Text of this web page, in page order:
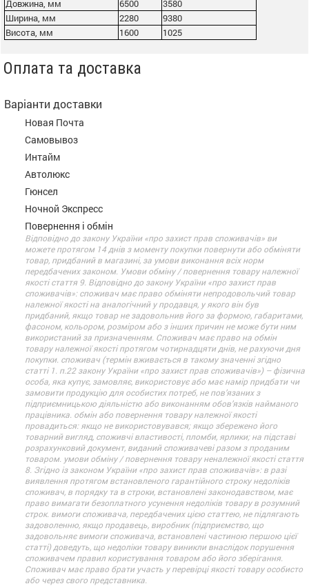
Довжина, мм 6500
3580
Ширина, мм
2280
9380
Висота, мм
1600 1025
Оплата та доставка
Варіанти доставки
Новая Почта
Самовывоз
Интайм
Автолюкс
Гюнсел
Ночной Экспресс
Повернення і обмін
Відповідно до закону України «про захист прав споживачів» ви
можете протягом 14 днів з моменту покупки повернути або обміняти
товар, придбаний в магазині, за умови виконання всіх норм
передбачених законом. Умови обміну / повернення товару належної
якості стаття 9. Відповідно до закону України «про захист прав
споживачів»: споживач має право обміняти непродовольчий товар
належної якості на аналогічний у продавця, у якого він був
придбаний, якщо товар не задовольнив його за формою, габаритами,
фасоном, кольором, розміром або з інших причин не може бути ним
використаний за призначенням. Споживач має право на обмін
товару належної якості протягом чотирнадцяти днів, не рахуючи дня
покупки. споживач (термін вживається в такому значенні згідно
статті 1. п.22 закону України «про захист прав споживачів») – фізична
особа, яка купує, замовляє, використовує або має намір придбати чи
замовити продукцію для особистих потреб, не пов’язаних з
підприємницькою діяльністю або виконанням обов’язків найманого
працівника. обмін або повернення товару належної якості
провадиться: якщо не використовувався; якщо збережено його
товарний вигляд, споживчі властивості, пломби, ярлики; на підставі
розрахунковий документ, виданий споживачеві разом з проданим
товаром. умови обміну / повернення товару неналежної якості стаття
8. Згідно із законом України «про захист прав споживачів»: в разі
виявлення протягом встановленого гарантійного строку недоліків
споживач, в порядку та в строки, встановлені законодавством, має
право вимагати безоплатного усунення недоліків товару в розумний
строк. вимоги споживача, передбачених цією статтею, не підлягають
задоволенню, якщо продавець, виробник (підприємство, що
задовольняє вимоги споживача, встановлені частиною першою цієї
статті) доведуть, що недоліки товару виникли внаслідок порушення
споживачем правил користування товаром або його зберігання.
Споживач має право брати участь у перевірці якості товару особисто
або через свого представника.